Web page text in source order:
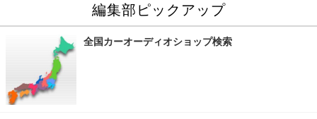
編集部ピックアップ
全国カーオーディオショップ検索